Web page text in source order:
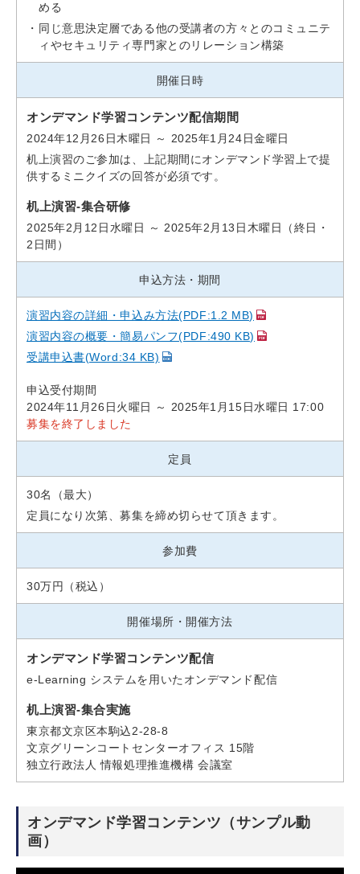
める
同じ意思決定層である他の受講者の方々とのコミュニテ
ィやセキュリティ専門家とのリレーション構築
開催日時
オンデマンド学習コンテンツ配信期間
2024年12月26日木曜日 ～ 2025年1月24日金曜日
机上演習のご参加は、上記期間にオンデマンド学習上で提
供するミニクイズの回答が必須です。
机上演習-集合研修
2025年2月12日水曜日 ～ 2025年2月13日木曜日（終日・
2日間）
申込方法・期間
演習内容の詳細・申込み方法(PDF:1.2 MB)
演習内容の概要・簡易パンフ(PDF:490 KB)
受講申込書(Word:34 KB)
申込受付期間
2024年11月26日火曜日 ～ 2025年1月15日水曜日 17:00
募集を終了しました
定員
30名（最大）
定員になり次第、募集を締め切らせて頂きます。
参加費
30万円（税込）
開催場所・開催方法
オンデマンド学習コンテンツ配信
e-Learning システムを用いたオンデマンド配信
机上演習-集合実施
東京都文京区本駒込2-28-8
文京グリーンコートセンターオフィス 15階
独立行政法人 情報処理推進機構 会議室
オンデマンド学習コンテンツ（サンプル動
画）